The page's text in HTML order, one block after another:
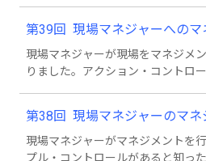
第39回 現場マネジャーへのマ
現場マネジャーが現場をマネジメ
りました。アクション・コントロ
提示されていると三上部長は言い
第38回 現場マネジャーのマネ
現場マネジャーがマネジメントを
プル・コントロールがあると知っ